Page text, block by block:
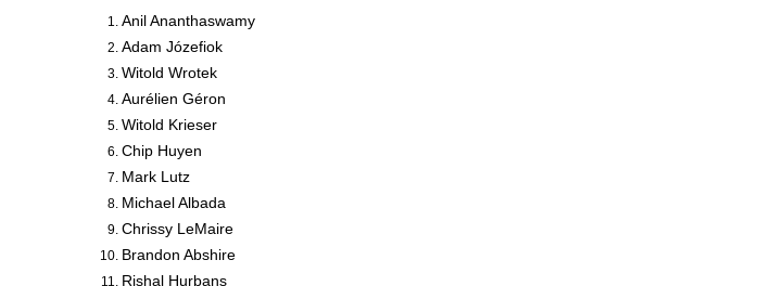
Anil Ananthaswamy
Adam Józefiok
Witold Wrotek
Aurélien Géron
Witold Krieser
Chip Huyen
Mark Lutz
Michael Albada
Chrissy LeMaire
Brandon Abshire
Rishal Hurbans